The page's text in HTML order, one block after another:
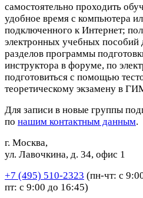
самостоятельно проходить
удобное время с компьютера
подключенного к Интернет;
электронных учебных пособий
разделов программы
инструктора в форуме, по
подготовиться с помощью
теоретическому экзамену в
Для записи в новые группы
по нашим контактным данным.
г. Москва,
ул. Лавочкина, д. 34, офис 1
+7 (495) 510-2323 (пн-чт: с
пт: с 9:00 до 16:45)